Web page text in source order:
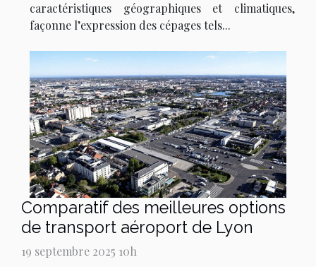
caractéristiques géographiques et climatiques,
façonne l’expression des cépages tels...
Comparatif des meilleures options
de transport aéroport de Lyon
19 septembre 2025 10h